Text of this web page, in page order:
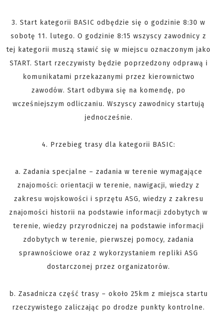
3. Start kategorii BASIC odbędzie się o godzinie 8:30 w
sobotę 11. lutego. O godzinie 8:15 wszyscy zawodnicy z
tej kategorii muszą stawić się w miejscu oznaczonym jako
START. Start rzeczywisty będzie poprzedzony odprawą i
komunikatami przekazanymi przez kierownictwo
zawodów. Start odbywa się na komendę, po
wcześniejszym odliczaniu. Wszyscy zawodnicy startują
jednocześnie.
4. Przebieg trasy dla kategorii BASIC:
a. Zadania specjalne – zadania w terenie wymagające
znajomości: orientacji w terenie, nawigacji, wiedzy z
zakresu wojskowości i sprzętu ASG, wiedzy z zakresu
znajomości historii na podstawie informacji zdobytych w
terenie, wiedzy przyrodniczej na podstawie informacji
zdobytych w terenie, pierwszej pomocy, zadania
sprawnościowe oraz z wykorzystaniem repliki ASG
dostarczonej przez organizatorów.
b. Zasadnicza część trasy – około 25km z miejsca startu
rzeczywistego zaliczając po drodze punkty kontrolne.